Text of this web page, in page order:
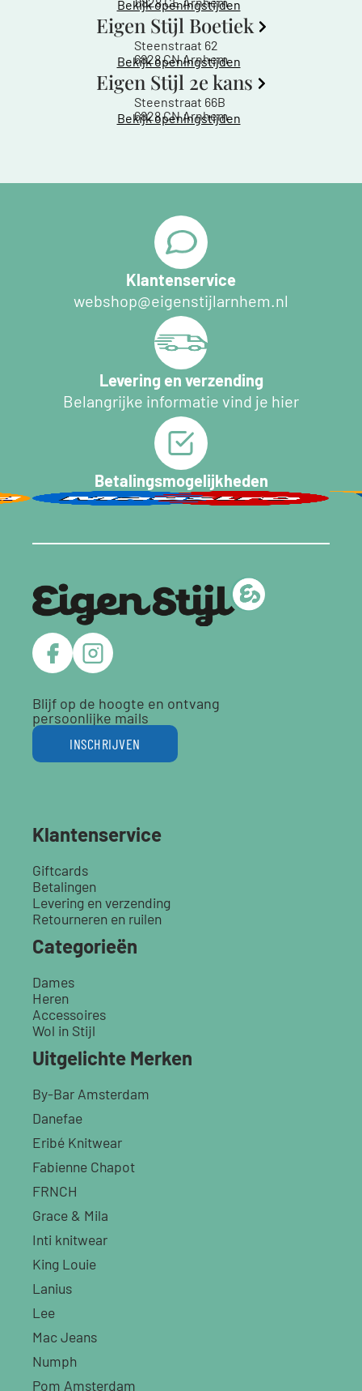
Bekijk openingstijden
Eigen Stijl Boetiek
Steenstraat 62
6828 CN Arnhem
Bekijk openingstijden
Eigen Stijl 2e kans
Steenstraat 66B
6828 CN Arnhem
Bekijk openingstijden
Klantenservice
webshop@eigenstijlarnhem.nl
Levering en verzending
Belangrijke informatie vind je hier
Betalingsmogelijkheden
Blijf op de hoogte en ontvang
persoonlijke mails
INSCHRIJVEN
Klantenservice
Giftcards
Betalingen
Levering en verzending
Retourneren en ruilen
Categorieën
Dames
Heren
Accessoires
Wol in Stijl
Uitgelichte Merken
By-Bar Amsterdam
Danefae
Eribé Knitwear
Fabienne Chapot
FRNCH
Grace & Mila
Inti knitwear
King Louie
Lanius
Lee
Mac Jeans
Numph
Pom Amsterdam